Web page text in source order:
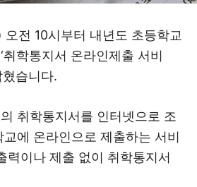
전 10시부터 내년도 초등학교
취학통지서 온라인제출 서비
혔습니다.
취학통지서를 인터넷으로 조
에 온라인으로 제출하는 서비
력이나 제출 없이 취학통지서